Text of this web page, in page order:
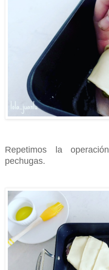
Repetimos la
pechugas.